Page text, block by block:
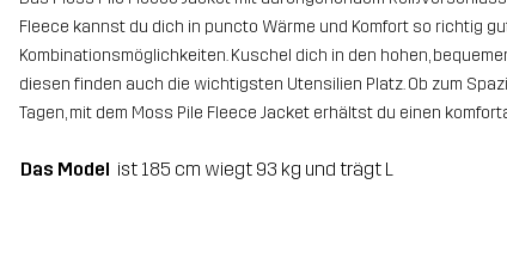
Fleece kannst du dich in puncto Wärme und Komfort so richtig
Kombinationsmöglichkeiten. Kuschel dich in den hohen,
diesen finden auch die wichtigsten Utensilien Platz. Ob zum
Tagen, mit dem Moss Pile Fleece Jacket erhältst du einen
Das Model ist 185 cm wiegt 93 kg und trägt L